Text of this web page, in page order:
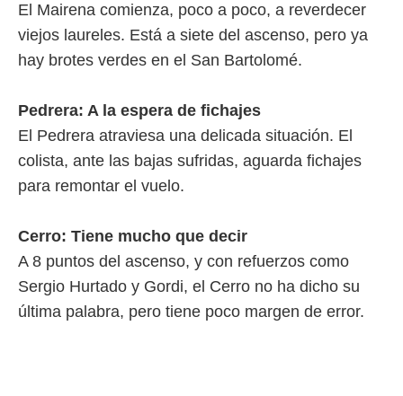
1199
El Mairena comienza, poco a poco, a reverdecer
viejos laureles. Está a siete del ascenso, pero ya
hay brotes verdes en el San Bartolomé.
Pedrera: A la espera de fichajes
El Pedrera atraviesa una delicada situación. El
colista, ante las bajas sufridas, aguarda fichajes
para remontar el vuelo.
Cerro: Tiene mucho que decir
A 8 puntos del ascenso, y con refuerzos como
Sergio Hurtado y Gordi, el Cerro no ha dicho su
última palabra, pero tiene poco margen de error.